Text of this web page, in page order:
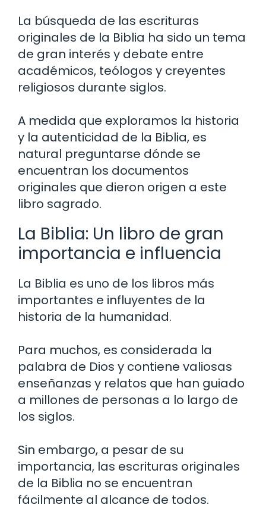
La búsqueda de las escrituras
originales de la Biblia ha sido un tema
de gran interés y debate entre
académicos, teólogos y creyentes
religiosos durante siglos.
A medida que exploramos la historia
y la autenticidad de la Biblia, es
natural preguntarse dónde se
encuentran los documentos
originales que dieron origen a este
libro sagrado.
La Biblia: Un libro de gran
importancia e influencia
La Biblia es uno de los libros más
importantes e influyentes de la
historia de la humanidad.
Para muchos, es considerada la
palabra de Dios y contiene valiosas
enseñanzas y relatos que han guiado
a millones de personas a lo largo de
los siglos.
Sin embargo, a pesar de su
importancia, las escrituras originales
de la Biblia no se encuentran
fácilmente al alcance de todos.